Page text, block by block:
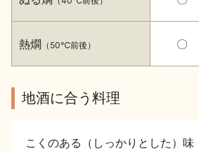
季節の商品 イベン
熱燗 （50℃前後） 〇
地酒に合う料理
こくのある（しっかりとした）味